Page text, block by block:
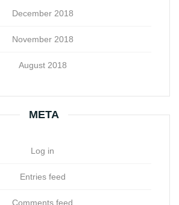
December 2018
November 2018
August 2018
META
Log in
Entries feed
Comments feed